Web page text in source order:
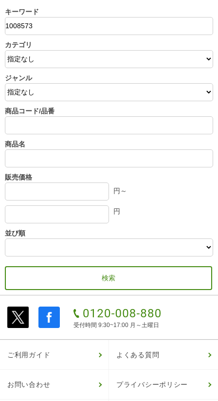
キーワード
カテゴリ
ジャンル
商品コード/品番
商品名
販売価格
円～
円
並び順
受付時間 9:30~17:00 月～土曜日
ご利用ガイド よくある質問
お問い合わせ プライバシーポリシー